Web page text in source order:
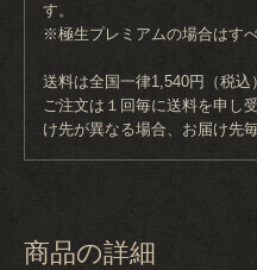
す。
※極生プレミアムの場合はす
送料は全国一律1,540円（税込
ご注文は１回毎に送料を申し
け先が異なる場合、お届け先
商品の詳細